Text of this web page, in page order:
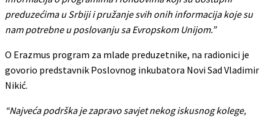
preduzećima u Srbiji i pružanje svih onih informacija koje su
nam potrebne u poslovanju sa Evropskom Unijom.”
O Erazmus program za mlade preduzetnike, na radionici je
govorio predstavnik Poslovnog inkubatora Novi Sad Vladimir
Nikić.
“Najveća podrška je zapravo savjet nekog iskusnog kolege,